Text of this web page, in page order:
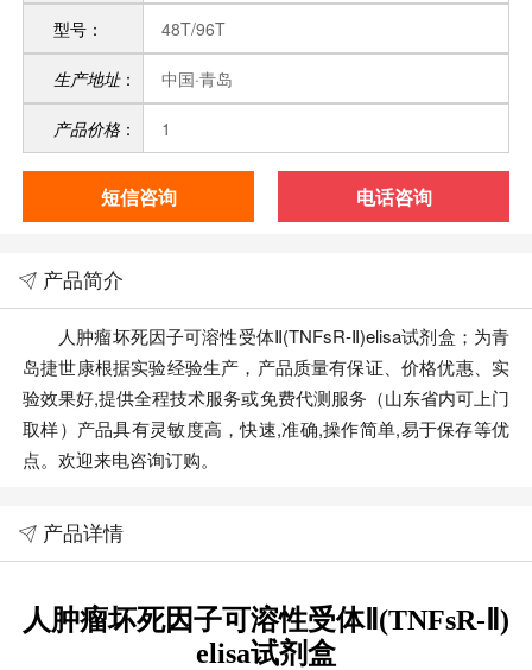
型号： 48T/96T
生产地址： 中国·青岛
产品价格 ： 1
短信咨询 电话咨询
产品简介
人肿瘤坏死因子可溶性受体Ⅱ(TNFsR-Ⅱ)elisa试剂盒；为青
岛捷世康根据实验经验生产，产品质量有保证、价格优惠、实
验效果好,提供全程技术服务或免费代测服务（山东省内可上门
取样）产品具有灵敏度高，快速,准确,操作简单,易于保存等优
点。欢迎来电咨询订购。
产品详情
人肿瘤坏死因子可溶性受体Ⅱ(TNFsR-Ⅱ)
elisa试剂盒